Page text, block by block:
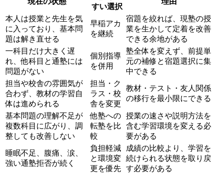
すい選択
本人は授業と先生を気
に入っており、基本問
題は解き直せる
早稲アカ
を継続
宿題を絞れば、現塾の授
業を生かして定着を改善
できる余地がある
一科目だけ大きく遅
れ、他科目と通塾には
問題がない
個別指導
を併用
塾全体を変えず、前提単
元の補修と宿題選択に集
中できる
担当や校舎の雰囲気が
合わず、教材の学習自
体は進められる
担当・ク
ラス・校
舎を変更
教材・テスト・友人関係
の移行を最小限にできる
基本問題の理解不足が
複数科目に広がり、調
整しても改善しない
他塾への
転塾を比
較
授業の速さや説明方法を
含む学習環境を変える必
要がある
睡眠不足、腹痛、涙、
強い通塾拒否が続く
負担軽減
と環境変
更を優先
成績の比較より、学習を
続けられる状態を取り戻
す必要がある